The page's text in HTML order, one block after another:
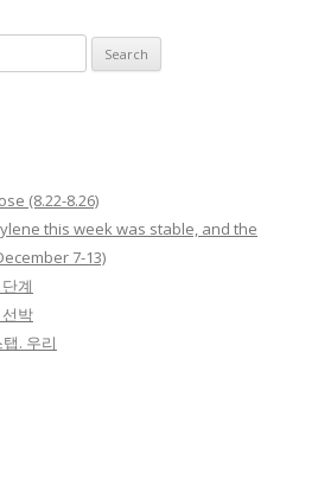
(8.22-8.26)
this week was stable, and the
7-13)
계
박
. 우리